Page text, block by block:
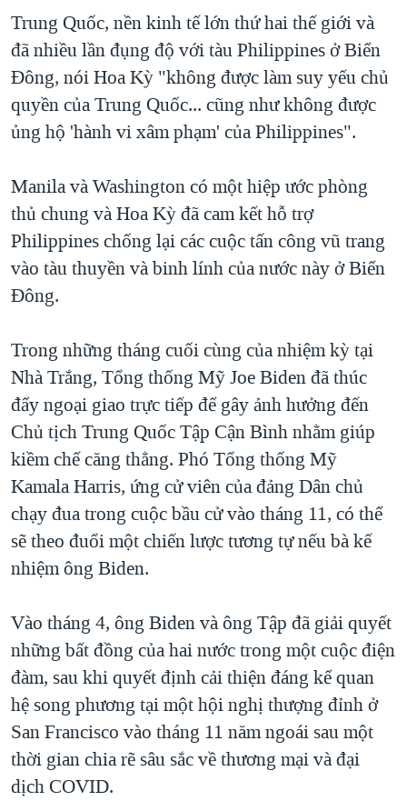
Trung Quốc, nền kinh tế lớn thứ hai thế giới và
đã nhiều lần đụng độ với tàu Philippines ở Biển
Đông, nói Hoa Kỳ "không được làm suy yếu chủ
quyền của Trung Quốc... cũng như không được
ủng hộ 'hành vi xâm phạm' của Philippines".
Manila và Washington có một hiệp ước phòng
thủ chung và Hoa Kỳ đã cam kết hỗ trợ
Philippines chống lại các cuộc tấn công vũ trang
vào tàu thuyền và binh lính của nước này ở Biển
Đông.
Trong những tháng cuối cùng của nhiệm kỳ tại
Nhà Trắng, Tổng thống Mỹ Joe Biden đã thúc
đẩy ngoại giao trực tiếp để gây ảnh hưởng đến
Chủ tịch Trung Quốc Tập Cận Bình nhằm giúp
kiềm chế căng thẳng. Phó Tổng thống Mỹ
Kamala Harris, ứng cử viên của đảng Dân chủ
chạy đua trong cuộc bầu cử vào tháng 11, có thể
sẽ theo đuổi một chiến lược tương tự nếu bà kế
nhiệm ông Biden.
Vào tháng 4, ông Biden và ông Tập đã giải quyết
những bất đồng của hai nước trong một cuộc điện
đàm, sau khi quyết định cải thiện đáng kể quan
hệ song phương tại một hội nghị thượng đỉnh ở
San Francisco vào tháng 11 năm ngoái sau một
thời gian chia rẽ sâu sắc về thương mại và đại
dịch COVID.